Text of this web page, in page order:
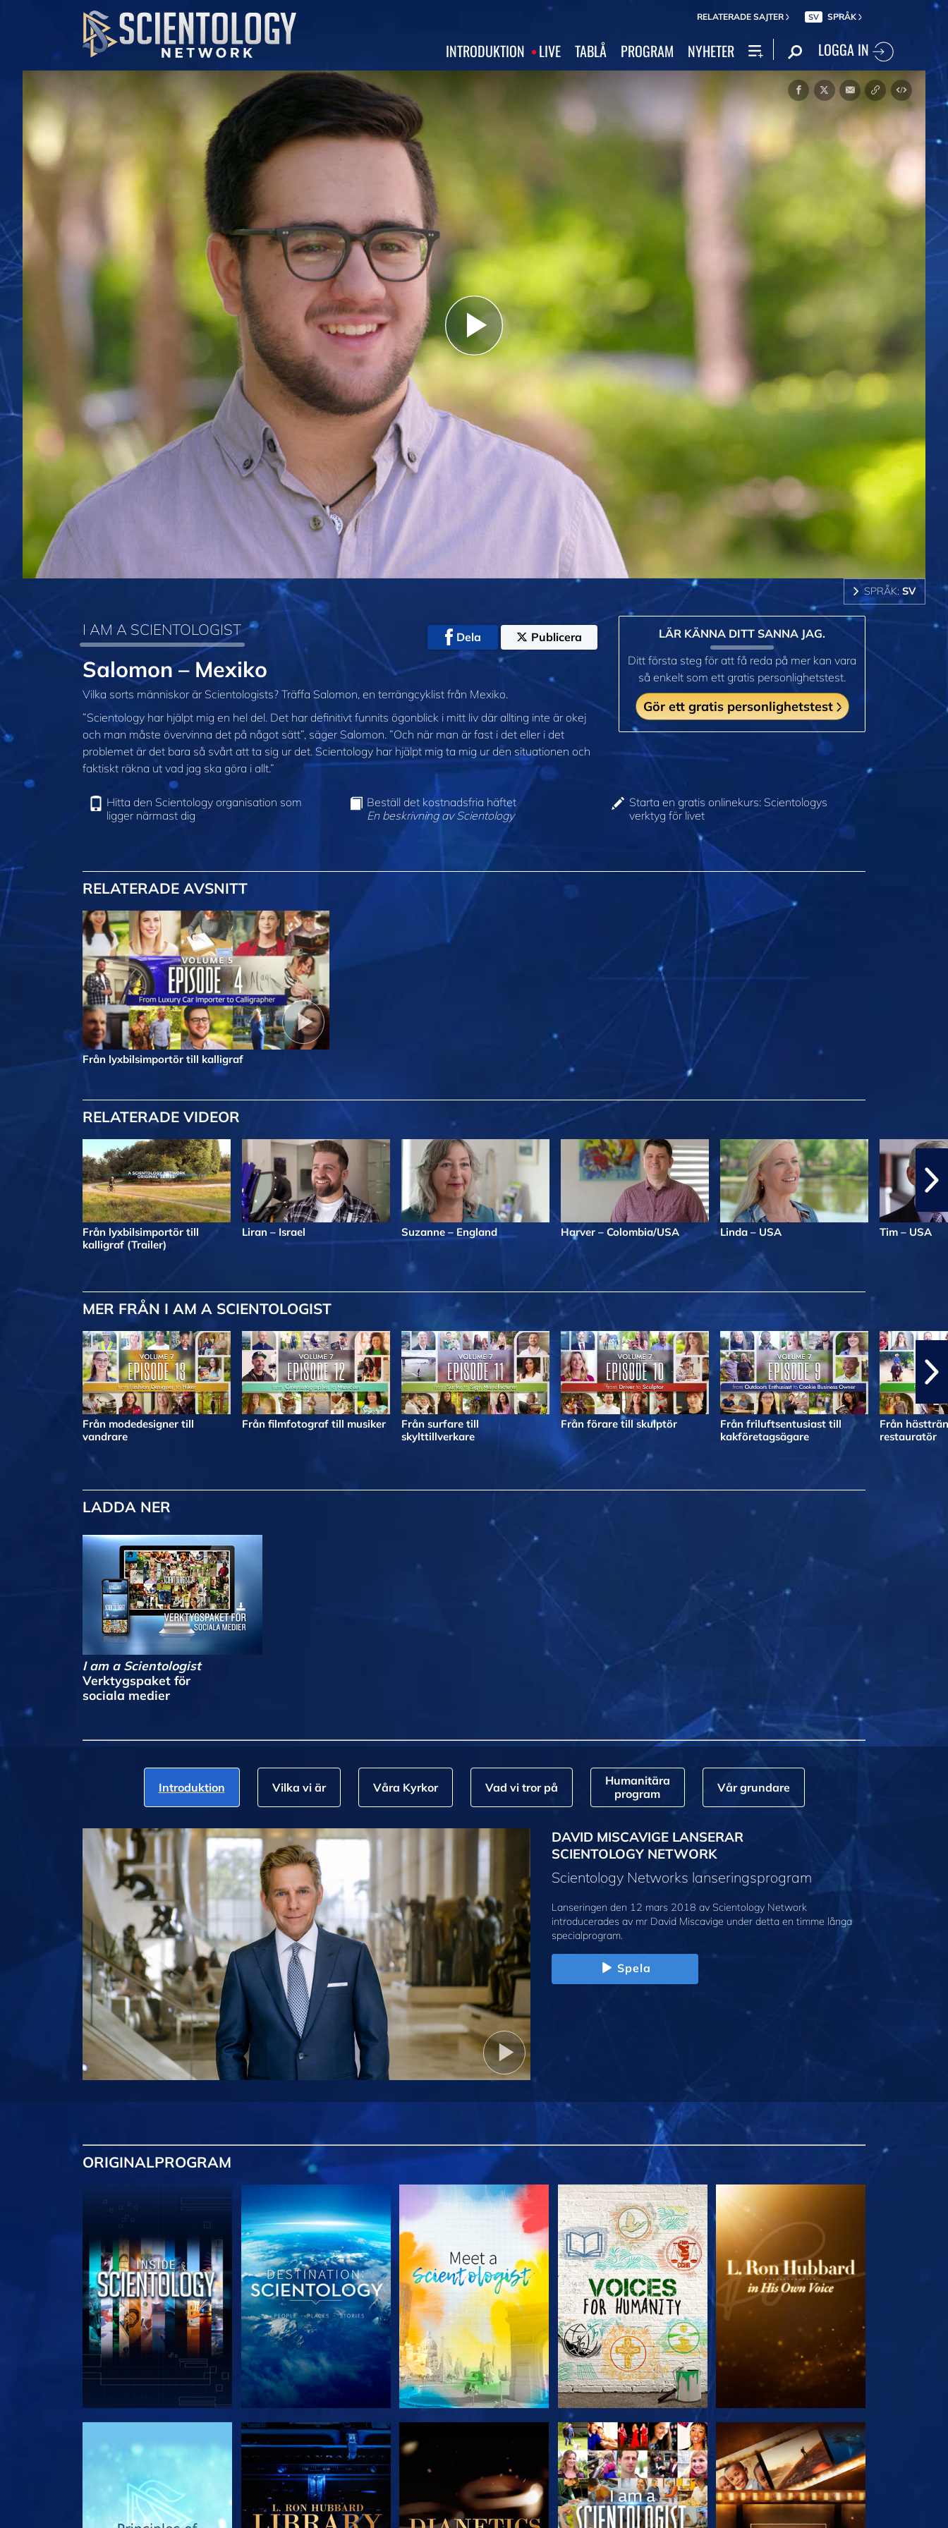
RELATERADE SAJTER SV SPRÅK
INTRODUKTION LIVE TABLÅ PROGRAM NYHETER LOGGA IN
Play
Video
SPRÅK: SV
I AM A SCIENTOLOGIST Dela Publicera
Salomon – Mexiko
Vilka sorts människor är Scientologists? Träffa Salomon, en terrängcyklist från Mexiko.
”Scientology har hjälpt mig en hel del. Det har definitivt funnits ögonblick i mitt liv där allting inte är okej
och man måste övervinna det på något sätt”, säger Salomon. ”Och när man är fast i det eller i det
problemet är det bara så svårt att ta sig ur det. Scientology har hjälpt mig ta mig ur den situationen och
faktiskt räkna ut vad jag ska göra i allt.”
LÄR KÄNNA DITT SANNA JAG.
Ditt första steg för att få reda på mer kan vara
så enkelt som ett gratis personlighetstest.
Gör ett gratis personlighetstest
Hitta den Scientology organisation som
ligger närmast dig
Beställ det kostnadsfria häftet
En beskrivning av Scientology
Starta en gratis onlinekurs: Scientologys
verktyg för livet
RELATERADE AVSNITT
Från lyxbilsimportör till kalligraf
RELATERADE VIDEOR
Från lyxbilsimportör till
kalligraf (Trailer)
Liran – Israel Suzanne – England Harver – Colombia/USA Linda – USA Tim – USA
MER FRÅN I AM A SCIENTOLOGIST
Från modedesigner till
vandrare
Från filmfotograf till musiker
Från surfare till
skylttillverkare
Från förare till skulptör
Från friluftsentusiast till
kakföretagsägare
Från
restauratör
LADDA NER
I am a Scientologist
Verktygspaket för
sociala medier
Introduktion Vilka vi är Våra Kyrkor Vad vi tror på
Humanitära
program
Vår grundare
DAVID MISCAVIGE LANSERAR
SCIENTOLOGY NETWORK
Scientology Networks lanseringsprogram
Lanseringen den 12 mars 2018 av Scientology Network
introducerades av mr David Miscavige under detta en timme långa
specialprogram.
Spela
ORIGINALPROGRAM
UTFORSKA SERIEN UTFORSKA SERIEN UTFORSKA SERIEN UTFORSKA SERIEN UTFORSKA SERIEN